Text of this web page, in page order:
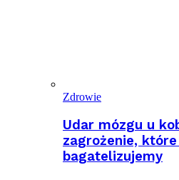
Zdrowie
Udar mózgu u
zagrożenie,
bagatelizujemy